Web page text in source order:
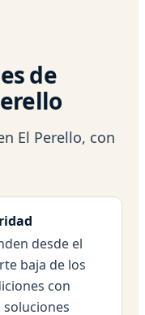
de
El Perello, con
desde el
baja de los
con